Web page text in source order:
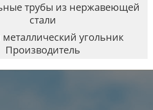
трубы из нержавеющей
стали
угольник
Производитель